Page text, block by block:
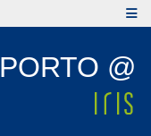
PORTO @